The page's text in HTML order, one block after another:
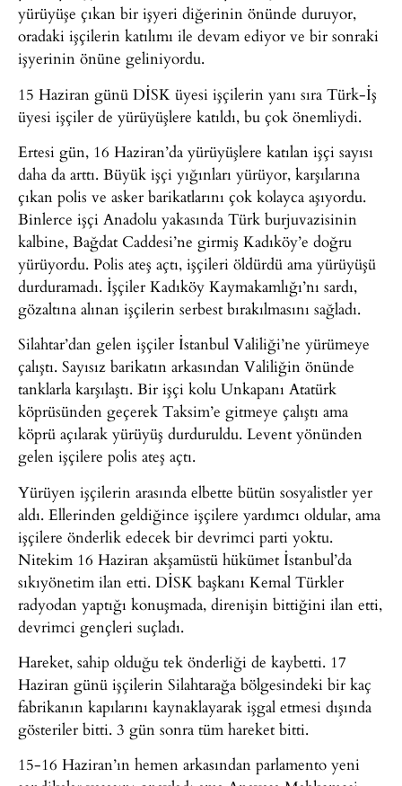
yürüyüşe çıkan bir işyeri diğerinin önünde duruyor,
oradaki işçilerin katılımı ile devam ediyor ve bir sonraki
işyerinin önüne geliniyordu.
15 Haziran günü DİSK üyesi işçilerin yanı sıra Türk-İş
üyesi işçiler de yürüyüşlere katıldı, bu çok önemliydi.
Ertesi gün, 16 Haziran’da yürüyüşlere katılan işçi sayısı
daha da arttı. Büyük işçi yığınları yürüyor, karşılarına
çıkan polis ve asker barikatlarını çok kolayca aşıyordu.
Binlerce işçi Anadolu yakasında Türk burjuvazisinin
kalbine, Bağdat Caddesi’ne girmiş Kadıköy’e doğru
yürüyordu. Polis ateş açtı, işçileri öldürdü ama yürüyüşü
durduramadı. İşçiler Kadıköy Kaymakamlığı’nı sardı,
gözaltına alınan işçilerin serbest bırakılmasını sağladı.
Silahtar’dan gelen işçiler İstanbul Valiliği’ne yürümeye
çalıştı. Sayısız barikatın arkasından Valiliğin önünde
tanklarla karşılaştı. Bir işçi kolu Unkapanı Atatürk
köprüsünden geçerek Taksim’e gitmeye çalıştı ama
köprü açılarak yürüyüş durduruldu. Levent yönünden
gelen işçilere polis ateş açtı.
Yürüyen işçilerin arasında elbette bütün sosyalistler yer
aldı. Ellerinden geldiğince işçilere yardımcı oldular, ama
işçilere önderlik edecek bir devrimci parti yoktu.
Nitekim 16 Haziran akşamüstü hükümet İstanbul’da
sıkıyönetim ilan etti. DİSK başkanı Kemal Türkler
radyodan yaptığı konuşmada, direnişin bittiğini ilan etti,
devrimci gençleri suçladı.
Hareket, sahip olduğu tek önderliği de kaybetti. 17
Haziran günü işçilerin Silahtarağa bölgesindeki bir kaç
fabrikanın kapılarını kaynaklayarak işgal etmesi dışında
gösteriler bitti. 3 gün sonra tüm hareket bitti.
15-16 Haziran’ın hemen arkasından parlamento yeni